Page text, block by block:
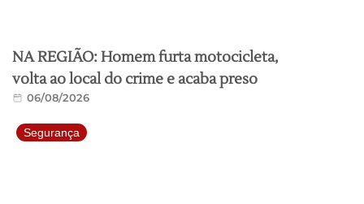
NA REGIÃO: Homem furta motocicleta,
volta ao local do crime e acaba preso
06/08/2026
Segurança